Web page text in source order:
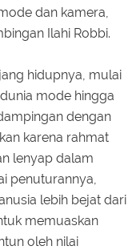
dan kamera,
Ilahi Robbi.
hidupnya, mulai
mode hingga
dengan
karena rahmat
lenyap dalam
penuturannya,
lebih bejat dari
memuaskan
oleh nilai